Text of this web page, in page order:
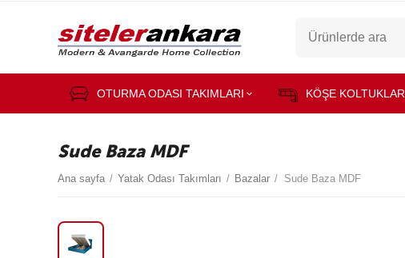
OTURMA ODASI TAKIMLARI KÖŞE KOLTUKLAR
Sude Baza MDF
Ana sayfa / Yatak Odası Takımları / Bazalar / Sude Baza MDF